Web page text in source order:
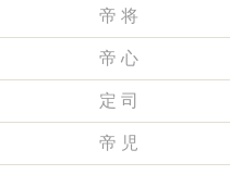
帝 将
帝 心
定 司
帝 児